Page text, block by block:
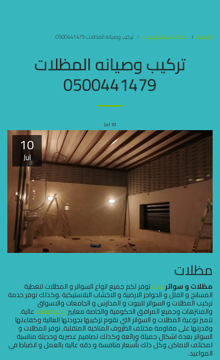
الرئيسية مظلات سواتر برجولات تركيب وصيانه المظلات 0500441479
تركيب وصيانه المظلات
0500441479
Jul
10
Jul
مظلات
مظلات و سواترجدهتوفر لكم جميع انواع السواتر و المظلات لتغطية
المسابح و الفلل و الحواجز الارضية و الاخشاب البلاستيكية .وكذلك نوفر خدمة
تركيب المظلات و السواتر للبيوت و المدارس و الجامعات والاسواق
والمنتزهات وجميع المرافق الحكومية والخاصة معاييرومواصفاتعالية.
تتميز نوعية المظلات و السواتر التي نقوم تركيبها بجودتها العالية وكفاءتها
وقدرتها على مقاومة مختلف الظروف المناخية المتقلبة, نوفر المظلات و
السواتر بعدة اشكال جميلة ورائعة وكذلك تصاميم عصرية وحديثة مناسبة
لمختلف الاماكن وكل ذلك بأسعار منافسة و دقه عالية بالعمل و انضباط في
المواعيد.